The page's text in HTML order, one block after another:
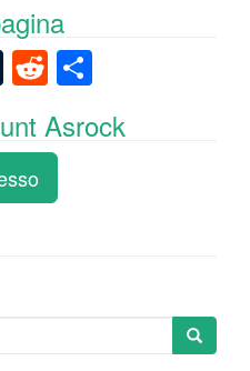
T
m
bl
r
R
e
d
di
t
n
Asrock